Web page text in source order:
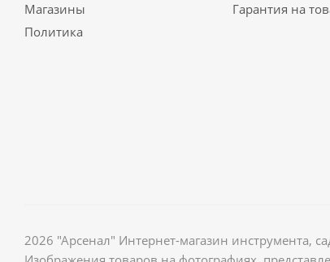
Магазины
Политика
Гарантия на
2026 "Арсенал" Интернет-магазин инструмента,